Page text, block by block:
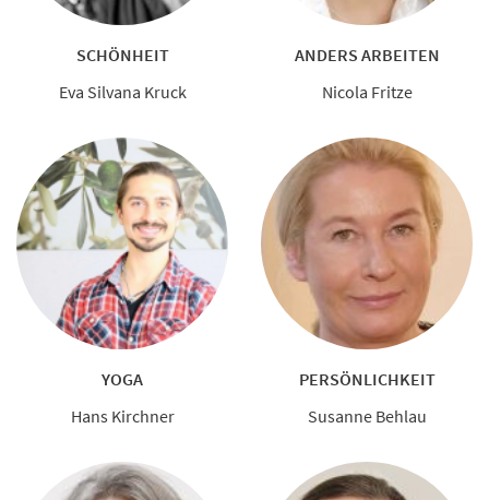
SCHÖNHEIT
Eva Silvana Kruck
ANDERS ARBEITEN
Nicola Fritze
YOGA
Hans Kirchner
PERSÖNLICHKEIT
Susanne Behlau